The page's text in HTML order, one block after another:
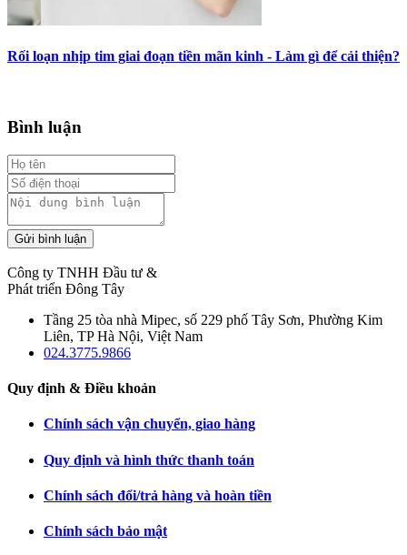
Rối loạn nhịp tim giai đoạn tiền mãn kinh - Làm gì để cải thiện?
Bình luận
Gửi bình luận
Công ty TNHH Đầu tư &
Phát triển Đông Tây
Tầng 25 tòa nhà Mipec, số 229 phố Tây Sơn, Phường Kim
Liên, TP Hà Nội, Việt Nam
024.3775.9866
Quy định & Điều khoản
Chính sách vận chuyển, giao hàng
Quy định và hình thức thanh toán
Chính sách đổi/trả hàng và hoàn tiền
Chính sách bảo mật